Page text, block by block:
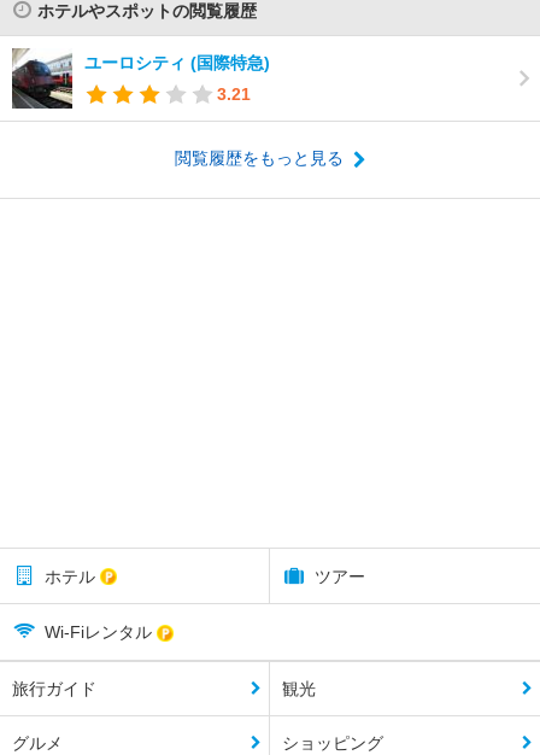
ホテルやスポットの閲覧履歴
ユーロシティ (国際特急)
3.21
閲覧履歴をもっと見る
ホテル ツアー
Wi-Fiレンタル
旅行ガイド 観光
グルメ ショッピング